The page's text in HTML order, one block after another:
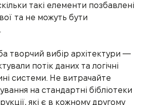
такі елементи позбавлені
та не можуть бути
творчий вибір архітектури —
потік даних та логічні
системи. Не витрачайте
на стандартні бібліотеки
які є в кожному другому